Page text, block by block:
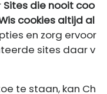
Sites die nooit coo
cookies altijd al
en zorg ervoor
sites daar v
te staan, kan Ch